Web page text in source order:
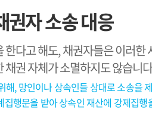
권자 소송 대응
다고 해도, 채권자들은 이러한
채권 자체가 소멸하지도 않습니
해, 망인이나 상속인들 상대로 소송을
행문을 받아 상속인 재산에 강제집